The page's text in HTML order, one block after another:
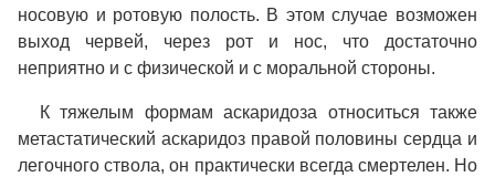
носовую и ротовую полость. В этом случае возможен
выход червей, через рот и нос, что достаточно
неприятно и с физической и с моральной стороны.
К тяжелым формам аскаридоза относиться также
метастатический аскаридоз правой половины сердца и
легочного ствола, он практически всегда смертелен. Но